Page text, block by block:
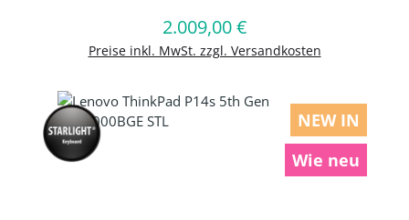
Regulärer Preis:
2.009,00 €
Preise inkl. MwSt. zzgl. Versandkosten
In den Warenkorb
NEW IN
Wie neu